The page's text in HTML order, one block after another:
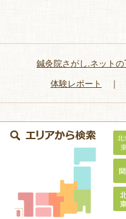
鍼灸院さがし.ネット
体験レポート
｜